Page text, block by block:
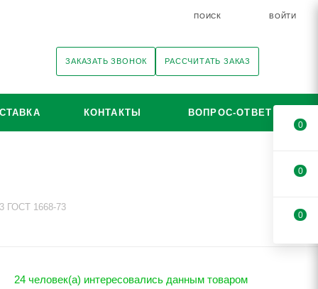
ПОИСК ВОЙТИ
ЗАКАЗАТЬ ЗВОНОК РАССЧИТАТЬ ЗАКАЗ
КОНТАКТЫ ВОПРОС-ОТВЕТ
ГОСТ 1668-73
24 человек(а) интересовались данным товаром
0
0
0